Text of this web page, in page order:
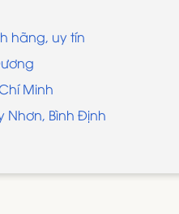
hãng, uy tín
Minh
Nhơn, Bình Định